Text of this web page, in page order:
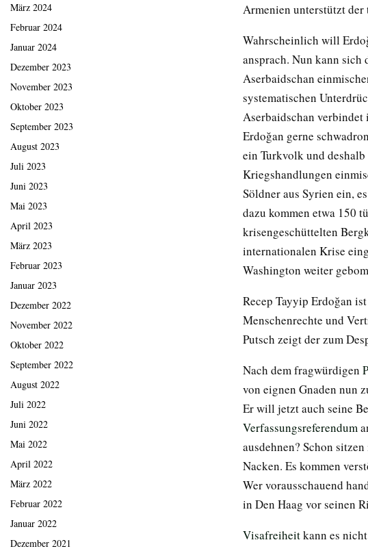
Armenien unterstützt
Wahrscheinlich will
ansprach. Nun kann
Aserbaidschan
systematischen
Aserbaidschan
Erdoğan gerne
ein Turkvolk und
Kriegshandlungen
Söldner aus Syrien ein,
dazu kommen etwa 150
krisengeschüttelten
internationalen Krise
Washington weiter
Recep Tayyip Erdoğan
Menschenrechte und
Putsch zeigt der zum
Nach dem fragwürdigen
von eignen Gnaden nun
Er will jetzt auch seine
Verfassungsreferendum
ausdehnen? Schon
Nacken. Es kommen
Wer vorausschauend
in Den Haag vor seinen
Visafreiheitkann es
März 2024
Februar 2024
Januar 2024
Dezember 2023
November 2023
Oktober 2023
September 2023
August 2023
Juli 2023
Juni 2023
Mai 2023
April 2023
März 2023
Februar 2023
Januar 2023
Dezember 2022
November 2022
Oktober 2022
September 2022
August 2022
Juli 2022
Juni 2022
Mai 2022
April 2022
März 2022
Februar 2022
Januar 2022
Dezember 2021